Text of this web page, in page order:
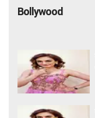
Bollywood